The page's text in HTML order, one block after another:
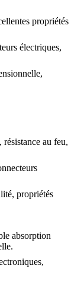
propriétés
électriques,
au feu,
propriétés
absorption